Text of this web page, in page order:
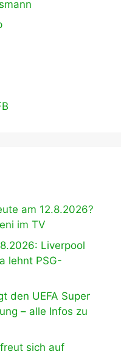
am 12.8.2026?
im TV
Liverpool
lehnt PSG-
den UEFA Super
– alle Infos zu
sich auf